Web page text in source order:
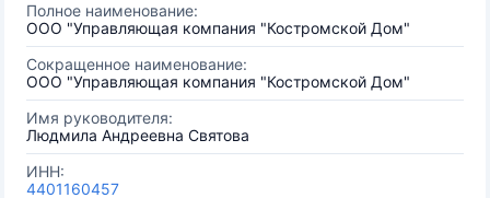
Полное наименование:
ООО "Управляющая компания "Костромской Дом"
Сокращенное наименование:
ООО "Управляющая компания "Костромской Дом"
Имя руководителя:
Людмила Андреевна Святова
ИНН:
4401160457